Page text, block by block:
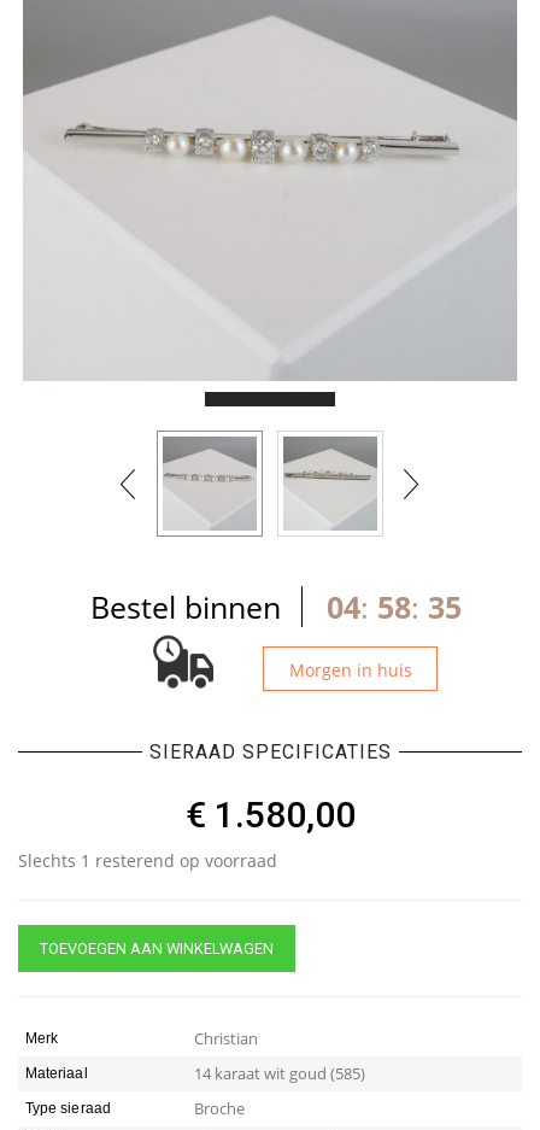
Bestel binnen 04: 58: 35
Morgen in huis
SIERAAD SPECIFICATIES
€ 1.580,00
Slechts 1 resterend op voorraad
TOEVOEGEN AAN WINKELWAGEN
Merk Christian
Materiaal 14 karaat wit goud (585)
Type sieraad Broche